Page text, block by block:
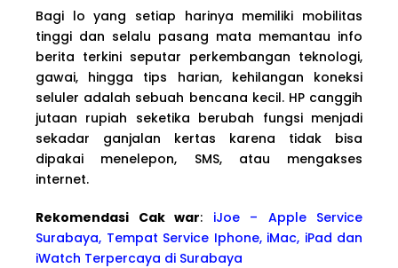
Bagi lo yang setiap harinya memiliki mobilitas
tinggi dan selalu pasang mata memantau info
berita terkini seputar perkembangan teknologi,
gawai, hingga tips harian, kehilangan koneksi
seluler adalah sebuah bencana kecil. HP canggih
jutaan rupiah seketika berubah fungsi menjadi
sekadar ganjalan kertas karena tidak bisa
dipakai menelepon, SMS, atau mengakses
internet.
Rekomendasi Cak war: iJoe – Apple Service
Surabaya, Tempat Service Iphone, iMac, iPad dan
iWatch Terpercaya di Surabaya